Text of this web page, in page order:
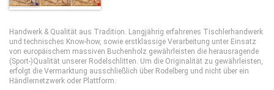
Handwerk & Qualität aus Tradition. Langjährig erfahrenes Tischlerhandwerk
und technisches Know-how, sowie erstklassige Verarbeitung unter Einsatz
von europäischem massiven Buchenholz gewährleisten die herausragende
(Sport-)Qualität unserer Rodelschlitten. Um die Originalität zu gewährleisten,
erfolgt die Vermarktung ausschließlich über Rodelberg und nicht über ein
Händlernetzwerk oder Plattform.